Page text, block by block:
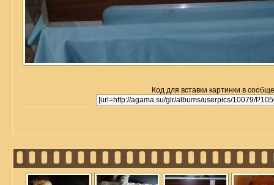
Код для вставки картинки в